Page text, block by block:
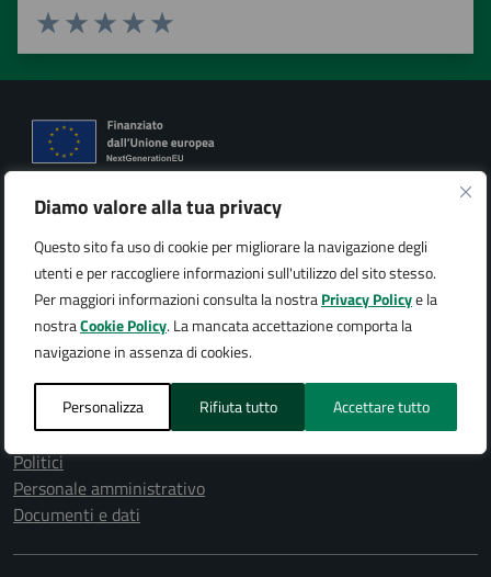
Diamo valore alla tua privacy
Questo sito fa uso di cookie per migliorare la navigazione degli
utenti e per raccogliere informazioni sull'utilizzo del sito stesso.
Per maggiori informazioni consulta la nostraPrivacy Policye la
nostraCookie Policy. La mancata accettazione comporta la
navigazione in assenza di cookies.
Personalizza Rifiuta tutto Accettare tutto
Valuta 5 stelle su 5
Valuta 4 stelle su 5
Valuta 3 stelle su 5
Valuta 2 stelle su 5
Valuta 1 stelle su 5
Città di Arona
AMMINISTRAZIONE
Organi di governo
Aree amministrative
Enti e fondazioni
Politici
Personale amministrativo
Documenti e dati